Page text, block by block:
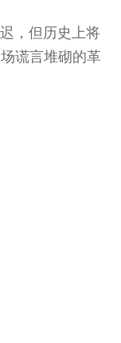
，但历史上将
谎言堆砌的革